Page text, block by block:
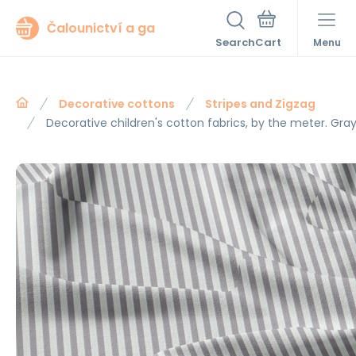
Čalounictví a ga
Search Menu
Decorative cottons
Stripes and Zigzag
Decorative children's cotton fabrics, by the meter.